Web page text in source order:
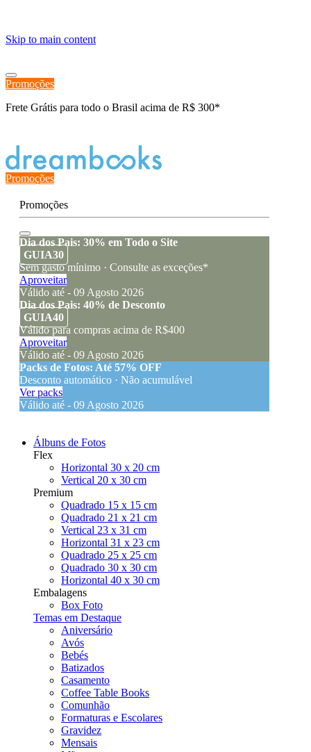
Skip to main content
Promoções
Frete Grátis para todo o Brasil acima de R$ 300*
Promoções
Promoções
Dia dos Pais: 30% em Todo o Site
GUIA30
Sem gasto mínimo · Consulte as exceções*
Aproveitar
Válido até - 09 Agosto 2026
Dia dos Pais: 40% de Desconto
GUIA40
Válido para compras acima de R$400
Aproveitar
Válido até - 09 Agosto 2026
Packs de Fotos: Até 57% OFF
Desconto automático · Não acumulável
Ver packs
Válido até - 09 Agosto 2026
Álbuns de Fotos
Flex
Horizontal 30 x 20 cm
Vertical 20 x 30 cm
Premium
Quadrado 15 x 15 cm
Quadrado 21 x 21 cm
Vertical 23 x 31 cm
Horizontal 31 x 23 cm
Quadrado 25 x 25 cm
Quadrado 30 x 30 cm
Horizontal 40 x 30 cm
Embalagens
Box Foto
Temas em Destaque
Aniversário
Avós
Bebés
Batizados
Casamento
Coffee Table Books
Comunhão
Formaturas e Escolares
Gravidez
Mensais
≡